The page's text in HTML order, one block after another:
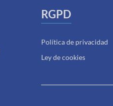
RGPD
Política de privacidad
Ley de cookies